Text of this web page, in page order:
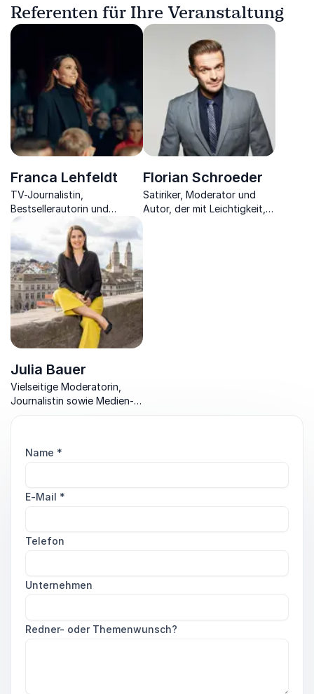
Referenten für Ihre Veranstaltung
Franca Lehfeldt
TV-Journalistin,
Bestsellerautorin und
Unternehmerin mit
Schwerpunkt auf
gesellschaftspolitische
Themen
Florian Schroeder
Satiriker, Moderator und
Autor, der mit Leichtigkeit,
Julia Bauer
Vielseitige Moderatorin,
Journalistin sowie Medien-
Veranstaltungen.
Name *
E-Mail *
Telefon
Unternehmen
Redner- oder Themenwunsch?